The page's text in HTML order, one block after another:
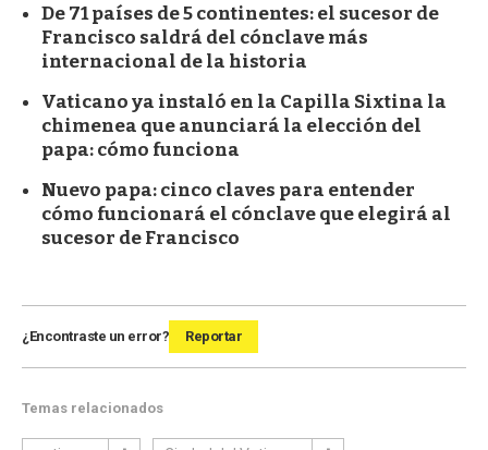
De 71 países de 5 continentes: el sucesor de
Francisco saldrá del cónclave más
internacional de la historia
Vaticano ya instaló en la Capilla Sixtina la
chimenea que anunciará la elección del
papa: cómo funciona
Nuevo papa: cinco claves para entender
cómo funcionará el cónclave que elegirá al
sucesor de Francisco
¿Encontraste un error? Reportar
Temas relacionados